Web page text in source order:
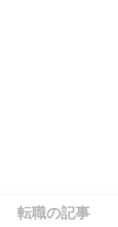
転職の記事